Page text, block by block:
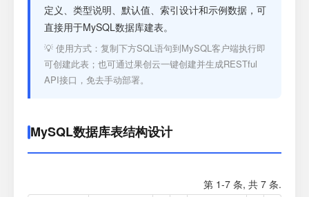
接口测试
定义、类型说明、默认值、索引设计和示例数据，可
直接用于MySQL数据库建表。
💡 使用方式：复制下方SQL语句到MySQL客户端执行即
可创建此表；也可通过果创云一键创建并生成RESTful
API接口，免去手动部署。
MySQL数据库表结构设计
第 1-7 条, 共 7 条.